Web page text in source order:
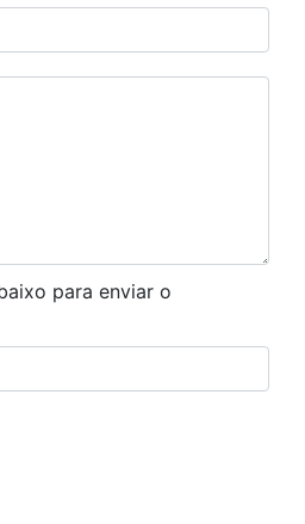
para enviar o